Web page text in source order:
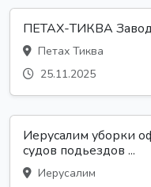
ПЕТАХ-ТИКВА
Петах Тиква
25.11.2025
Иерусалим уборки
судов подьездов ...
Иерусалим